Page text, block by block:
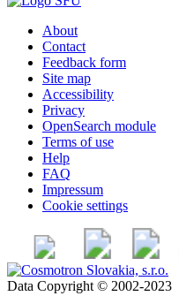
About
Contact
Feedback form
Site map
Accessibility
Privacy
OpenSearch module
Terms of use
Help
FAQ
Impressum
Cookie settings
Data Copyright © 2002-2023